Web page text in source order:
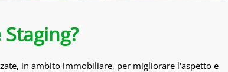
in ambito immobiliare, per migliorare l'aspetto e